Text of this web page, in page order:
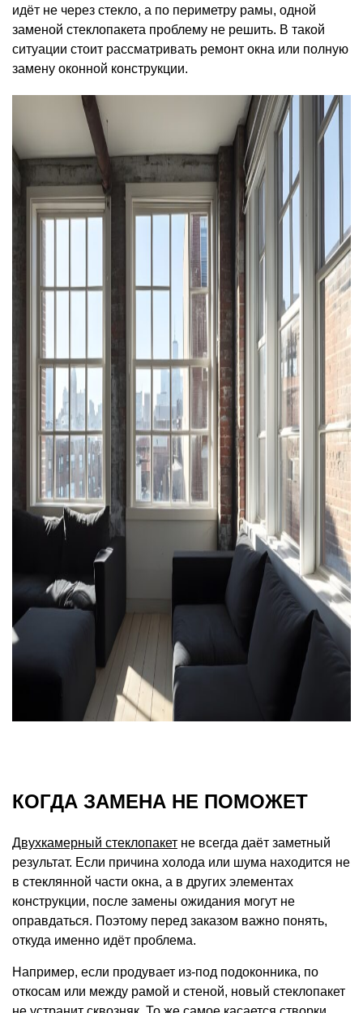
идёт не через стекло, а по периметру рамы, одной
заменой стеклопакета проблему не решить. В такой
ситуации стоит рассматривать ремонт окна или полную
замену оконной конструкции.
КОГДА ЗАМЕНА НЕ ПОМОЖЕТ
Двухкамерный стеклопакет не всегда даёт заметный
результат. Если причина холода или шума находится не
в стеклянной части окна, а в других элементах
конструкции, после замены ожидания могут не
оправдаться. Поэтому перед заказом важно понять,
откуда именно идёт проблема.
Например, если продувает из-под подоконника, по
откосам или между рамой и стеной, новый стеклопакет